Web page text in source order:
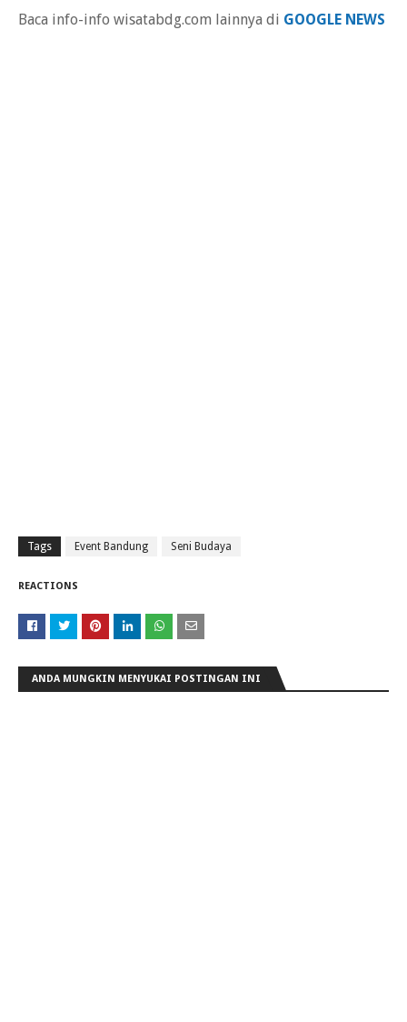
Baca info-info wisatabdg.com lainnya di GOOGLE NEWS
Tags Event Bandung Seni Budaya
REACTIONS
ANDA MUNGKIN MENYUKAI POSTINGAN INI